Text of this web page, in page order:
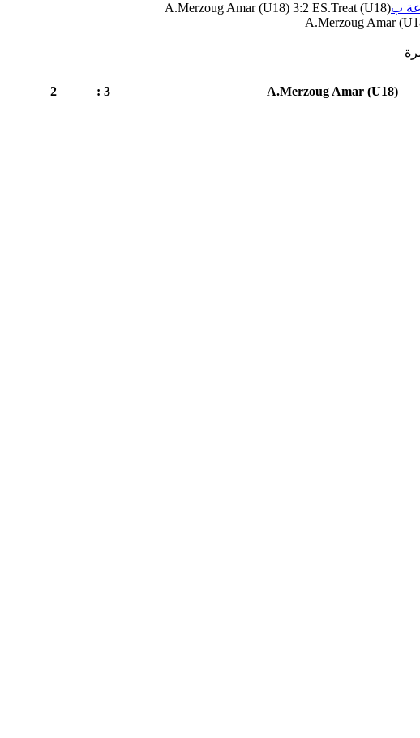
A.Merzoug Amar (U18) 3:2 ES.Treat (U18)
A.Merzoug Amar
A.Merzoug Amar (U18)
3 :
2